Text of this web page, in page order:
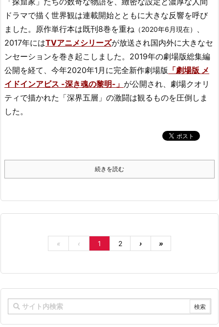
ドラマで描く世界観は連載開始とともに大きな反響を呼び
ました。原作単行本は既刊8巻を重ね （2020年6月現在）
、
2017年にはTVアニメシリーズが放送され国内外に大きなセ
ンセーションを巻き起こしました。2019年の劇場版総集編
公開を経て、今年2020年1月に完全新作劇場版 「劇場版 メ
イドインアビス -深き魂の黎明-」 が公開され、劇場クオリ
ティで描かれた「深界五層」の激闘は観るものを圧倒しま
した。
続きを読む
« ‹ 1 2 › »